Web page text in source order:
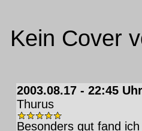
Kein Cover
2003.08.17 - 22:45 Uhr
Thurus
Besonders gut fand